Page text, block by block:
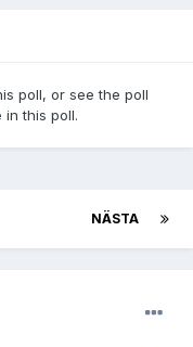
poll, or see the poll
in this poll.
NÄSTA